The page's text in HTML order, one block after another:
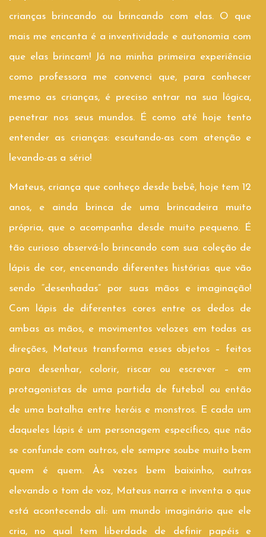
crianças brincando ou brincando com elas. O que
mais me encanta é a inventividade e autonomia com
que elas brincam! Já na minha primeira experiência
como professora me convenci que, para conhecer
mesmo as crianças, é preciso entrar na sua lógica,
penetrar nos seus mundos. É como até hoje tento
entender as crianças: escutando-as com atenção e
levando-as a sério!
Mateus, criança que conheço desde bebê, hoje tem 12
anos, e ainda brinca de uma brincadeira muito
própria, que o acompanha desde muito pequeno. É
tão curioso observá-lo brincando com sua coleção de
lápis de cor, encenando diferentes histórias que vão
sendo “desenhadas” por suas mãos e imaginação!
Com lápis de diferentes cores entre os dedos de
ambas as mãos, e movimentos velozes em todas as
direções, Mateus transforma esses objetos – feitos
para desenhar, colorir, riscar ou escrever – em
protagonistas de uma partida de futebol ou então
de uma batalha entre heróis e monstros. E cada um
daqueles lápis é um personagem específico, que não
se confunde com outros, ele sempre soube muito bem
quem é quem. Às vezes bem baixinho, outras
elevando o tom de voz, Mateus narra e inventa o que
está acontecendo ali: um mundo imaginário que ele
cria, no qual tem liberdade de definir papéis e